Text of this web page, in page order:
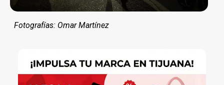
Fotografías: Omar Martínez